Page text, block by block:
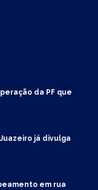
da PF que
já divulga
em rua